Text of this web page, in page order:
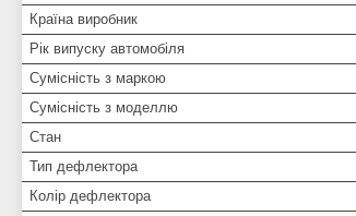
Країна виробник
Рік випуску автомобіля
Сумісність з маркою
Сумісність з моделлю
Стан
Тип дефлектора
Колір дефлектора